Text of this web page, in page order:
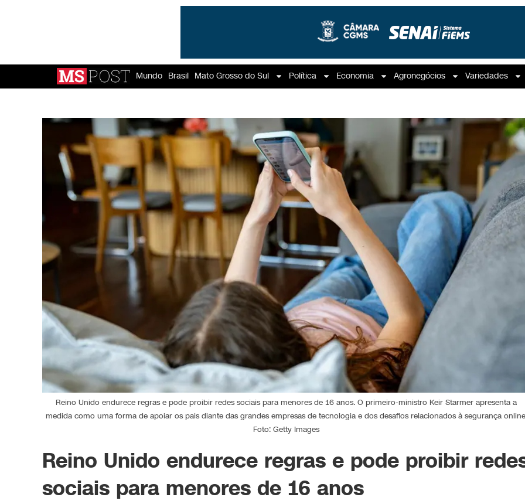
Mundo Brasil Mato Grosso do Sul Política Economia Agronegócios Variedades
Reino Unido endurece regras e pode proibir redes sociais para menores de 16 anos. O primeiro-ministro Keir Starmer apresenta a
medida como uma forma de apoiar os pais diante das grandes empresas de tecnologia e dos desafios relacionados à segurança
Foto: Getty Images
Reino Unido endurece regras e pode proibir
sociais para menores de 16 anos